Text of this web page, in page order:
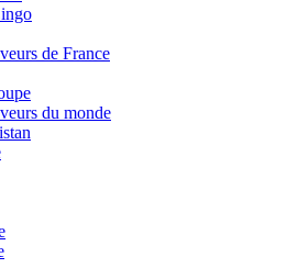
de France
du monde